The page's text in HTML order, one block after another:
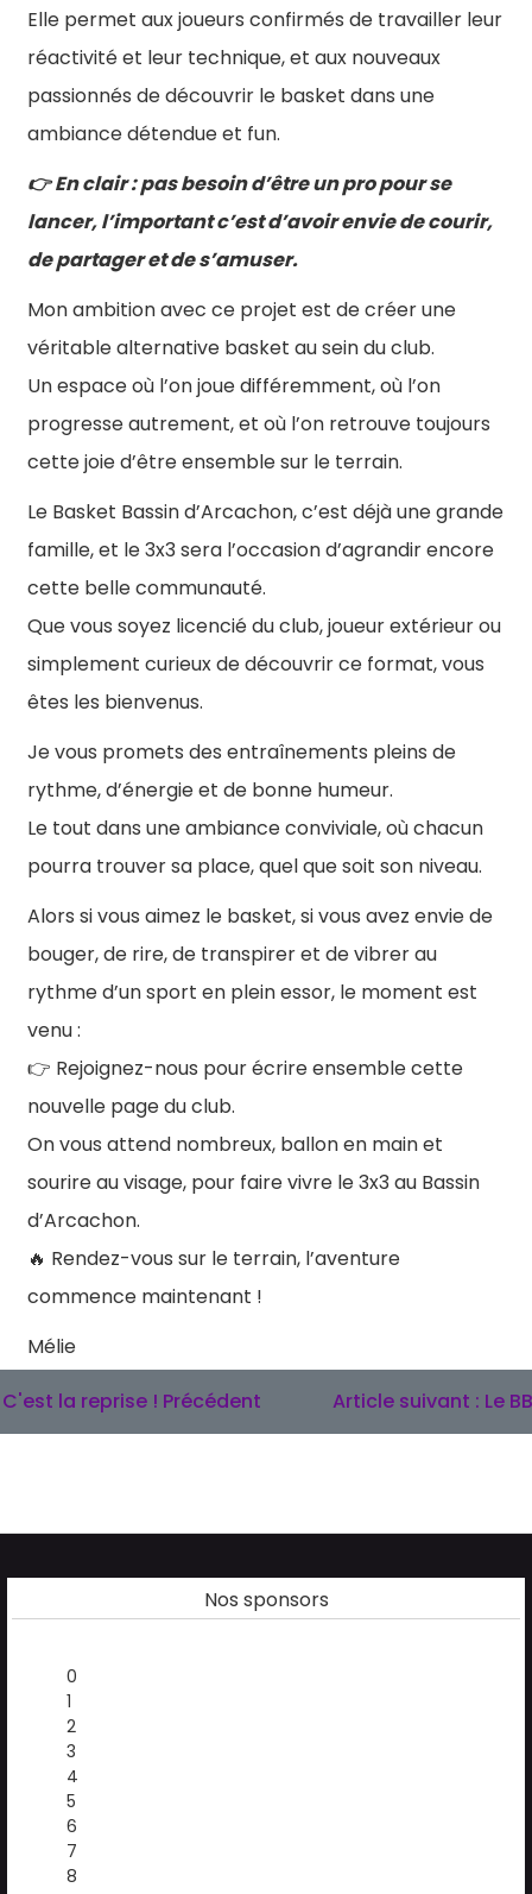
Elle permet aux joueurs confirmés de travailler leur
réactivité et leur technique, et aux nouveaux
passionnés de découvrir le basket dans une
ambiance détendue et fun.
👉En clair : pas besoin d’être un pro pour se
lancer, l’important c’est d’avoir envie de courir,
de partager et de s’amuser.
Mon ambition avec ce projet est de créer une
véritable alternative basket au sein du club.
Un espace où l’on joue différemment, où l’on
progresse autrement, et où l’on retrouve toujours
cette joie d’être ensemble sur le terrain.
Le Basket Bassin d’Arcachon, c’est déjà une grande
famille, et le 3x3 sera l’occasion d’agrandir encore
cette belle communauté.
Que vous soyez licencié du club, joueur extérieur ou
simplement curieux de découvrir ce format, vous
êtes les bienvenus.
Je vous promets des entraînements pleins de
rythme, d’énergie et de bonne humeur.
Le tout dans une ambiance conviviale, où chacun
pourra trouver sa place, quel que soit son niveau.
Alors si vous aimez le basket, si vous avez envie de
bouger, de rire, de transpirer et de vibrer au
rythme d’un sport en plein essor, le moment est
venu :
👉 Rejoignez-nous pour écrire ensemble cette
nouvelle page du club.
On vous attend nombreux, ballon en main et
sourire au visage, pour faire vivre le 3x3 au Bassin
d’Arcachon.
🔥 Rendez-vous sur le terrain, l’aventure
commence maintenant !
Mélie
la reprise ! Précédent Article suivant : Le
Nos sponsors
0
1
2
3
4
5
6
7
8